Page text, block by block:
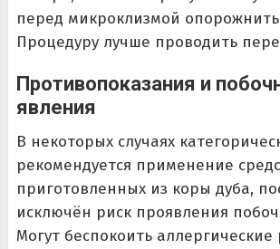
перед микроклизмой
Процедуру лучше проводить
Противопоказания и
явления
В некоторых случаях
рекомендуется применение
приготовленных из коры дуба,
исключён риск проявления
Могут беспокоить аллергические